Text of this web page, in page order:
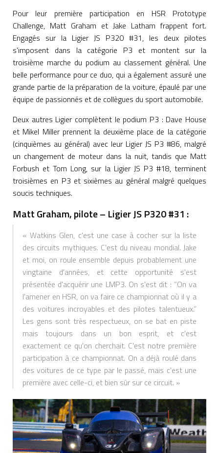
Pour leur première participation en HSR Prototype
Challenge, Matt Graham et Jake Latham frappent fort.
Engagés sur la Ligier JS P320 #31, les deux pilotes
s'imposent dans la catégorie P3 et montent sur la
troisième marche du podium au classement général. Une
belle performance pour ce duo, qui a également assuré une
grande partie de la préparation de la voiture, épaulé par une
équipe de passionnés et de collègues du sport automobile.
Deux autres Ligier complètent le podium P3 : Dave House
et Mikel Miller prennent la deuxième place de la catégorie
(cinquièmes au général) avec leur Ligier JS P3 #86, malgré
un changement de moteur dans la nuit, tandis que Matt
Forbush et Tom Long, sur la Ligier JS P3 #18, terminent
troisièmes en P3 et sixièmes au général malgré quelques
soucis techniques.
Matt Graham, pilote – Ligier JS P320 #31 :
« Watkins Glen, c'est une case à cocher sur la liste
des circuits mythiques. C'est du niveau mondial. Jake
et moi, on roule ensemble depuis probablement une
vingtaine d'années, et cette opportunité s'est
présentée d'acquérir une LMP3. On s'est dit : “On va
l'amener en HSR, on va faire ce championnat où il y a
des voitures incroyables et des pilotes talentueux.”
Les gens sont très respectueux, on se bat en piste
mais toujours dans un bon esprit, et c'est
exactement ce qu'on cherchait. C'est notre première
participation à ce championnat. On a déjà roulé dans
des voitures de ce type par le passé, mais c'est une
première avec celle-ci, et bien sûr sur ce circuit. »